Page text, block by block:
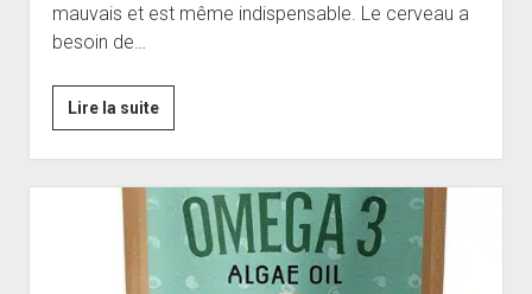
mauvais et est même indispensable. Le cerveau a
besoin de…
Lire la suiteCholeSURE
:
un
complément
alimentaire
contre
le